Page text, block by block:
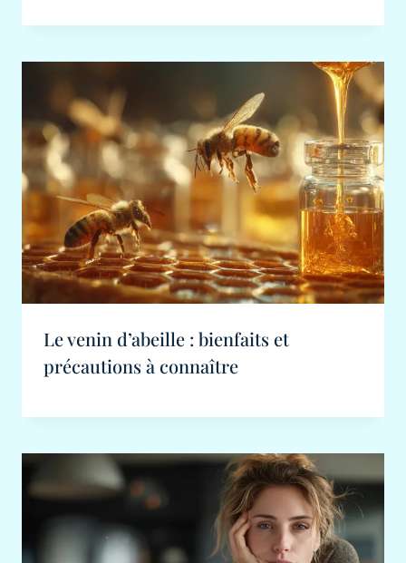
Le venin d’abeille : bienfaits et
précautions à connaître